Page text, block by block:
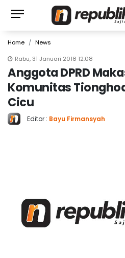
Home
News
Rabu, 31 Januari 2018 12:08
Anggota DPRD
Komunitas
Cicu
Editor : Bayu Firmansyah